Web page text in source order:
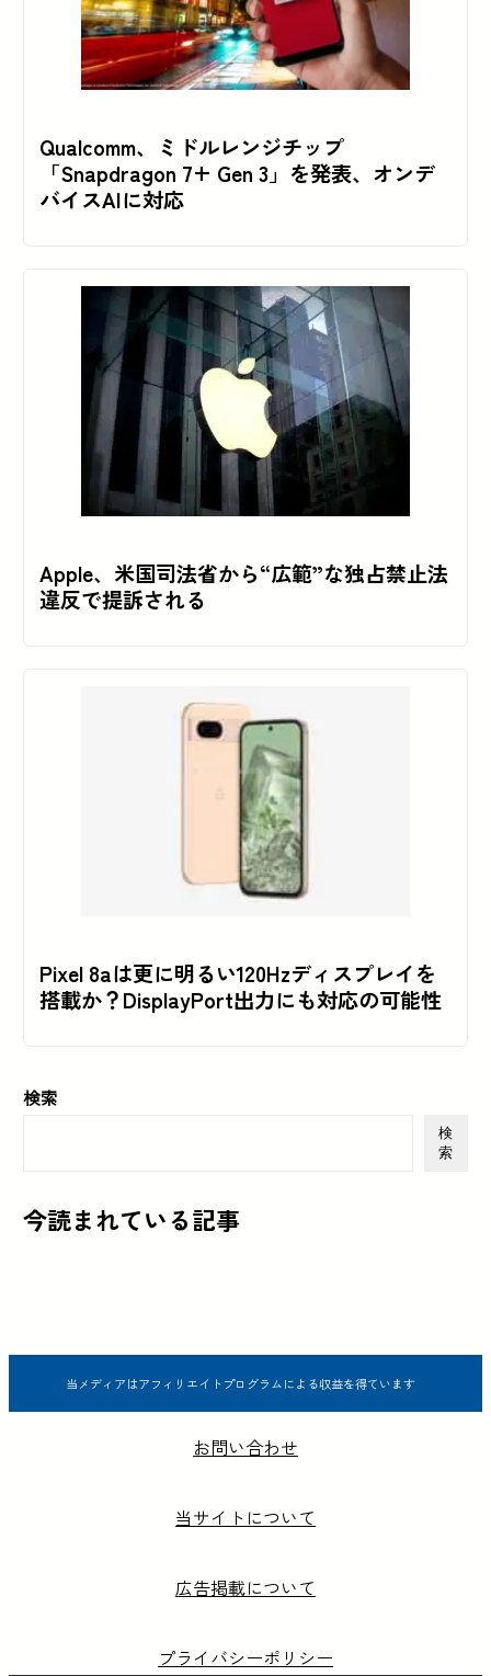
Qualcomm、ミドルレンジチップ
「Snapdragon 7+ Gen 3」を発表、オンデ
バイスAIに対応
Apple、米国司法省から“広範”な独占禁止法
違反で提訴される
Pixel 8aは更に明るい120Hzディスプレイを
搭載か？DisplayPort出力にも対応の可能性
検索
検
索
今読まれている記事
当メディアはアフィリエイトプログラムによる収益を得ています
お問い合わせ
当サイトについて
広告掲載について
プライバシーポリシー